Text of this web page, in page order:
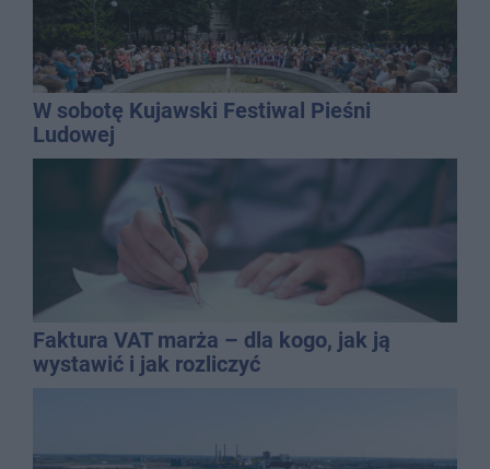
W sobotę Kujawski Festiwal Pieśni
Ludowej
Faktura VAT marża – dla kogo, jak ją
wystawić i jak rozliczyć